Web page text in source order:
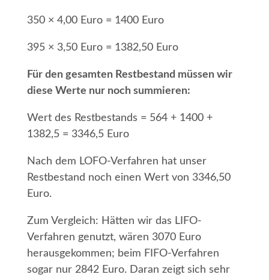
350 × 4,00 Euro = 1400 Euro
395 × 3,50 Euro = 1382,50 Euro
Für den gesamten Restbestand müssen wir
diese Werte nur noch summieren:
Wert des Restbestands = 564 + 1400 +
1382,5 = 3346,5 Euro
Nach dem LOFO-Verfahren hat unser
Restbestand noch einen Wert von 3346,50
Euro.
Zum Vergleich: Hätten wir das LIFO-
Verfahren genutzt, wären 3070 Euro
herausgekommen; beim FIFO-Verfahren
sogar nur 2842 Euro. Daran zeigt sich sehr